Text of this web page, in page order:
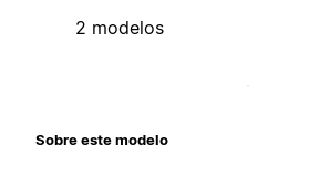
2 modelos
Sobre este modelo